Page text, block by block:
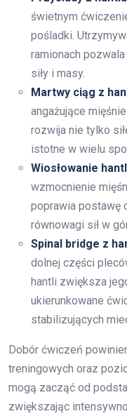
świetnym
pośladki.
ramionach
siły i masy.
Martwy ciąg z
angażujące
rozwija nie tylko
istotne w wielu
Wiosłowanie
wzmocnienie
poprawia postawę
równowagi sił w
Spinal bridge z
dolnej części
hantli zwiększa
ukierunkowane
stabilizujących
Dobór ćwiczeń
treningowych oraz
mogą zacząć od
zwiększając